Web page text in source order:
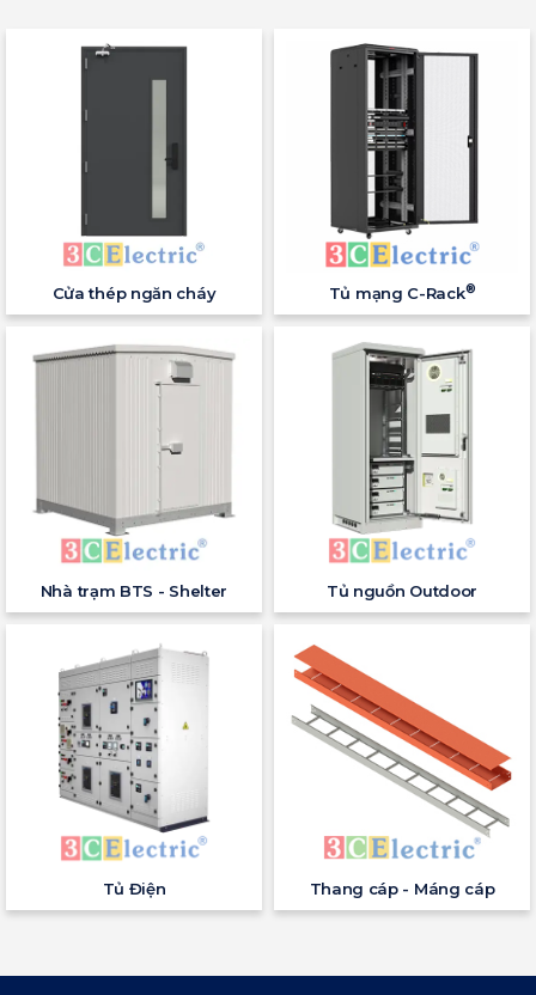
Cửa thép ngăn cháy Tủ mạng C-Rack®
Nhà trạm BTS - Shelter Tủ nguồn Outdoor
Tủ Điện Thang cáp - Máng cáp